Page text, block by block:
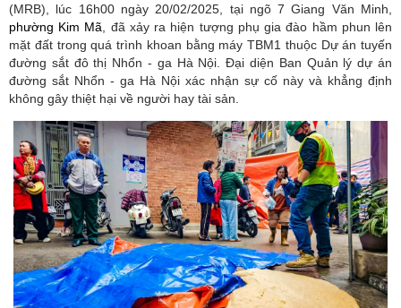
(MRB), lúc 16h00 ngày 20/02/2025, tại ngõ 7 Giang Văn Minh,
phường Kim Mã , đã xảy ra hiện tượng phụ gia đào hầm phun lên
mặt đất trong quá trình khoan bằng máy TBM1 thuộc Dự án tuyến
đường sắt đô thị Nhổn - ga Hà Nội. Đại diện Ban Quản lý dự án
đường sắt Nhổn - ga Hà Nội xác nhận sự cố này và khẳng định
không gây thiệt hại về người hay tài sản.